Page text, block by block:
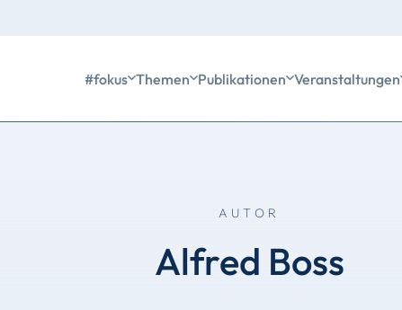
#fokus Themen Publikationen Veranstaltungen
AUTOR
Alfred Boss